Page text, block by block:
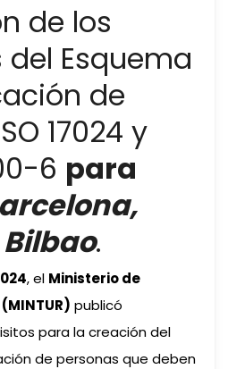
de los
del Esquema
de
17024 y
6 para
.
, el Ministerio de
publicó
para la creación del
de personas que deben